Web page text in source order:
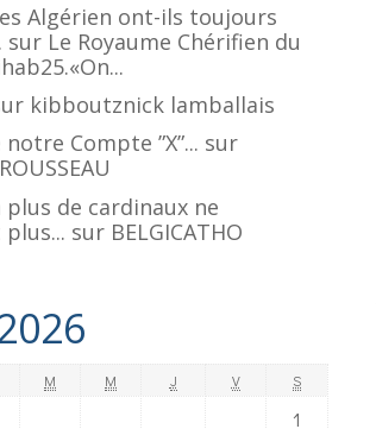
Algérien ont-ils toujours
sur Le Royaume Chérifien du
kibboutznick lamballais
Compte ”X”... sur
plus de cardinaux ne
sur BELGICATHO
M M J V S
1